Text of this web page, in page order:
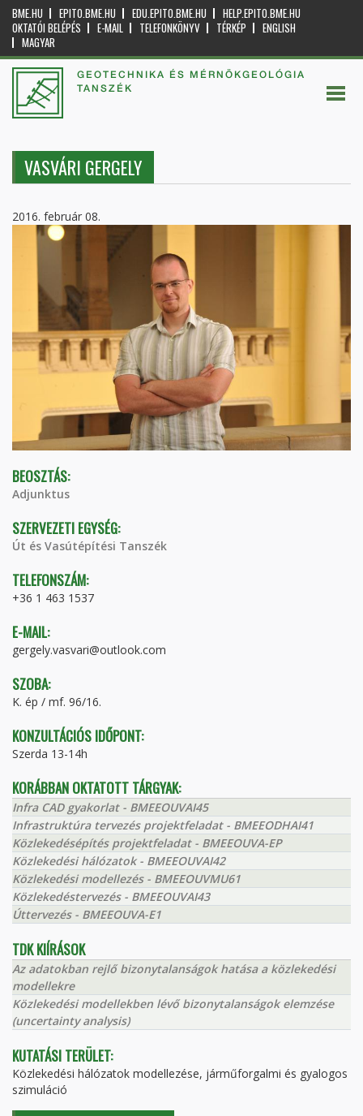
BME.HU EPITO.BME.HU EDU.EPITO.BME.HU
HELP.EPITO.BME.HU
OKTATÓI BELÉPÉS
E-MAIL TELEFONKÖNYV TÉRKÉP
ENGLISH
MAGYAR
GEOTECHNIKA ÉS MÉRNÖKGEOLÓGIA
TANSZÉK
VASVÁRI GERGELY
2016. február 08.
BEOSZTÁS:
Adjunktus
SZERVEZETI EGYSÉG:
Út és Vasútépítési Tanszék
TELEFONSZÁM:
+36 1 463 1537
E-MAIL:
gergely.vasvari@outlook.com
SZOBA:
K. ép / mf. 96/16.
KONZULTÁCIÓS IDŐPONT:
Szerda 13-14h
KORÁBBAN OKTATOTT TÁRGYAK:
Infra CAD gyakorlat - BMEEOUVAI45
Infrastruktúra tervezés projektfeladat - BMEEODHAI41
Közlekedésépítés projektfeladat - BMEEOUVA-EP
Közlekedési hálózatok - BMEEOUVAI42
Közlekedési modellezés - BMEEOUVMU61
Közlekedéstervezés - BMEEOUVAI43
Úttervezés - BMEEOUVA-E1
TDK KIÍRÁSOK
Az adatokban rejlő bizonytalanságok hatása a közlekedési
modellekre
Közlekedési modellekben lévő bizonytalanságok elemzése
(uncertainty analysis)
KUTATÁSI TERÜLET:
Közlekedési hálózatok modellezése, járműforgalmi és gyalogos
szimuláció